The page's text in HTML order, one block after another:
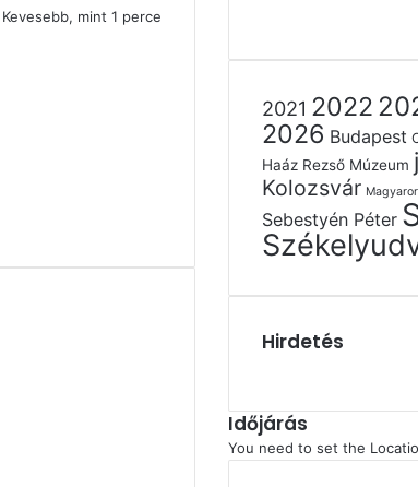
Kevesebb, mint 1 perce
2021 2022
2026 Budapest
Haáz Rezső Múzeum
Kolozsvár
Sebestyén Péter
Hirdetés
Időjárás
You need to set the